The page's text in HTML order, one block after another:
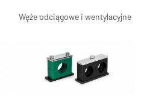
Węże odciągowe i wentylacyjne